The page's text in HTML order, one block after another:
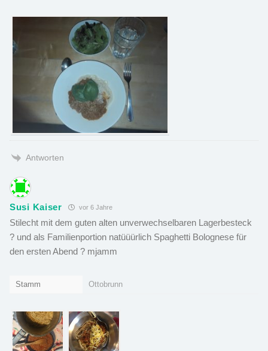
Antworten
Susi Kaiser vor 6 Jahre
Stilecht mit dem guten alten unverwechselbaren Lagerbesteck
? und als Familienportion natüüürlich Spaghetti Bolognese für
den ersten Abend ? mjamm
Stamm Ottobrunn